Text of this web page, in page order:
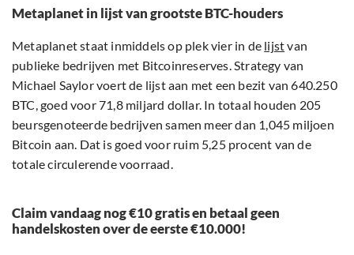
Metaplanet in lijst van grootste BTC-houders
Metaplanet staat inmiddels op plek vier in de lijstvan
publieke bedrijven met Bitcoinreserves. Strategy van
Michael Saylor voert de lijst aan met een bezit van 640.250
BTC, goed voor 71,8 miljard dollar. In totaal houden 205
beursgenoteerde bedrijven samen meer dan 1,045 miljoen
Bitcoin aan. Dat is goed voor ruim 5,25 procent van de
totale circulerende voorraad.
Claim vandaag nog €10 gratis en betaal geen
handelskosten over de eerste €10.000!